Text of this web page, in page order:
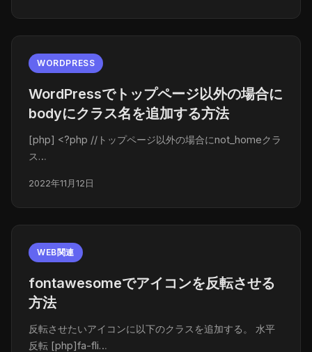
WORDPRESS
WordPressでトップページ以外の場合に
bodyにクラス名を追加する方法
[php] <?php //トップページ以外の場合にnot_homeクラ
ス…
2022年11月12日
WEB関連
fontawesomeでアイコンを反転させる
方法
反転させたいアイコンに以下のクラスを追加する。 水平
反転 [php]fa-fli…